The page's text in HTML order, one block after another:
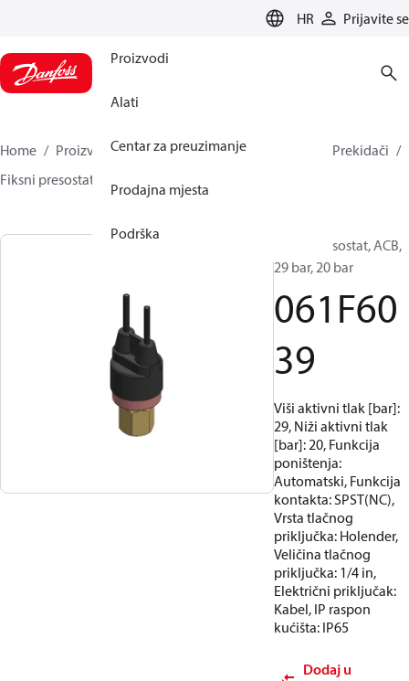
HR Prijavite se
Proizvodi
Alati
Centar za preuzimanje
Prodajna mjesta
Podrška
Home Proizvodi Climate Solutions za hlađenje
Prekidači
Fiksni presostati
Fiksni presostat, ACB,
29 bar, 20 bar
061F60
39
Viši aktivni tlak [bar]:
29, Niži aktivni tlak
[bar]: 20, Funkcija
poništenja:
Automatski, Funkcija
kontakta: SPST(NC),
Vrsta tlačnog
priključka: Holender,
Veličina tlačnog
priključka: 1/4 in,
Električni priključak:
Kabel, IP raspon
kućišta: IP65
Dodaj u